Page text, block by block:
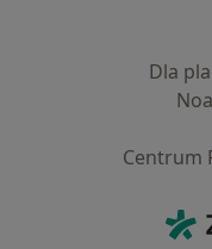
Dla
Centrum